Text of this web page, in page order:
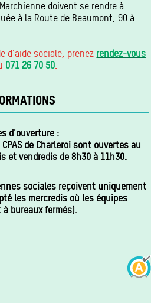
doivent se rendre à
à la Route de Beaumont, 90 à
d'aide sociale, prenez rendez-vous
071 26 70 50.
d'ouverture :
de Charleroi sont ouvertes au
et vendredis de 8h30 à 11h30.
sociales reçoivent uniquement
les mercredis où les équipes
bureaux fermés).